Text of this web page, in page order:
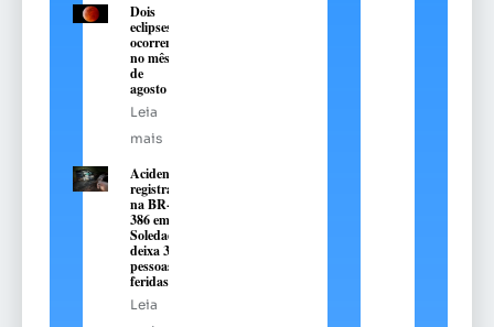
Dois
eclipses
ocorrem
no mês
de
agosto
Leia
mais
Acidente
registrado
na BR-
386 em
Soledade
deixa 3
pessoas
feridas
Leia